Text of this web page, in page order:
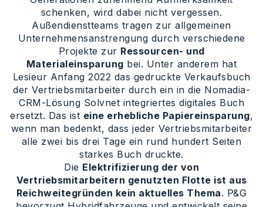
schenken, wird dabei nicht vergessen.
Außendienstteams tragen zur allgemeinen
Unternehmensanstrengung durch verschiedene
Projekte zur Ressourcen- und
Materialeinsparung bei. Unter anderem hat
Lesieur Anfang 2022 das gedruckte Verkaufsbuch
der Vertriebsmitarbeiter durch ein in die Nomadia-
CRM-Lösung Solvnet integriertes digitales Buch
ersetzt. Das ist eine erhebliche Papiereinsparung,
wenn man bedenkt, dass jeder Vertriebsmitarbeiter
alle zwei bis drei Tage ein rund hundert Seiten
starkes Buch druckte.
Die Elektrifizierung der von
Vertriebsmitarbeitern genutzten Flotte ist aus
Reichweitegründen kein aktuelles Thema. P&G